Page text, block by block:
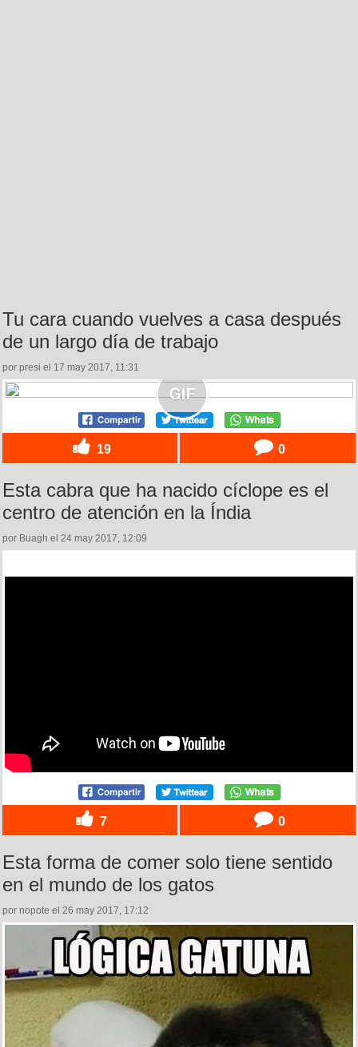
Tu cara cuando vuelves a casa después
de un largo día de trabajo
por presi el 17 may 2017, 11:31
19 0
Esta cabra que ha nacido cíclope es el
centro de atención en la Índia
por Buagh el 24 may 2017, 12:09
7 0
Esta forma de comer solo tiene sentido
en el mundo de los gatos
por nopote el 26 may 2017, 17:12